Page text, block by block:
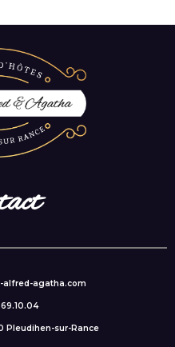
alfred-agatha.com
Pleudihen-sur-Rance